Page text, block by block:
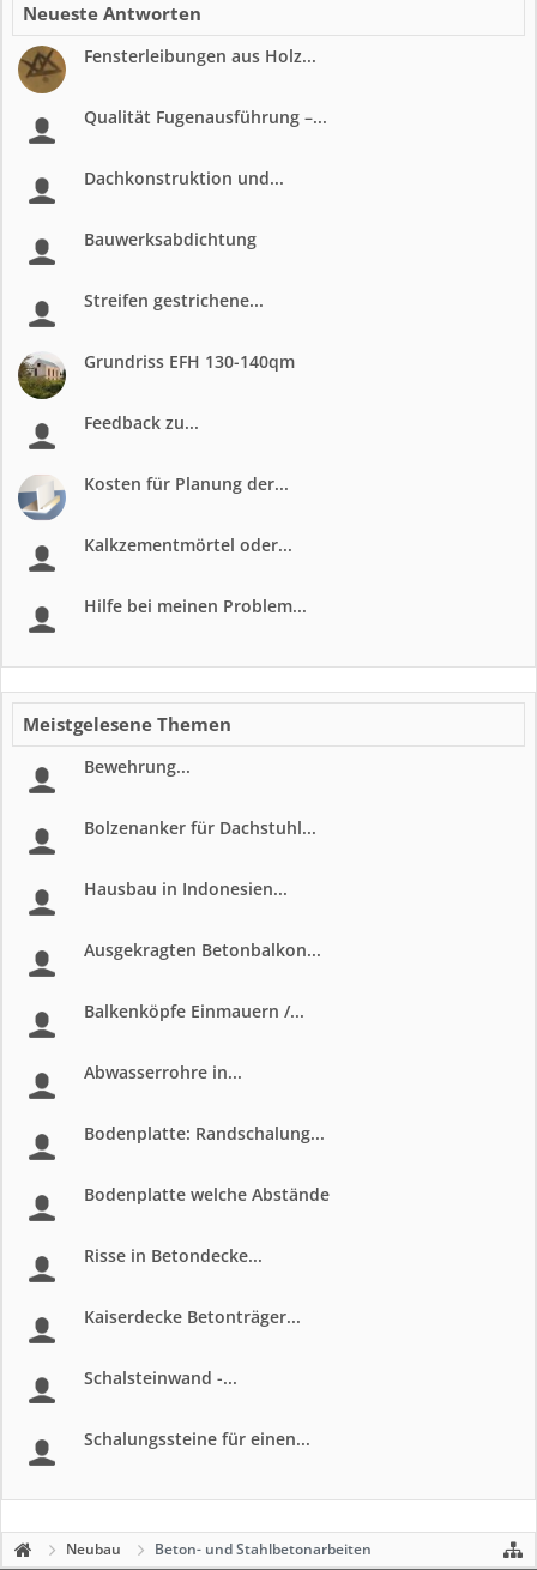
Neueste Antworten
Fensterleibungen aus Holz...
Qualität Fugenausführung –...
Dachkonstruktion und...
Bauwerksabdichtung
Streifen gestrichene...
Grundriss EFH 130-140qm
Feedback zu...
Kosten für Planung der...
Kalkzementmörtel oder...
Hilfe bei meinen Problem...
Meistgelesene Themen
Bewehrung...
Bolzenanker für Dachstuhl...
Hausbau in Indonesien...
Ausgekragten Betonbalkon...
Balkenköpfe Einmauern /...
Abwasserrohre in...
Bodenplatte: Randschalung...
Bodenplatte welche Abstände
Risse in Betondecke...
Kaiserdecke Betonträger...
Schalsteinwand -...
Schalungssteine für einen...
Neubau Beton- und Stahlbetonarbeiten